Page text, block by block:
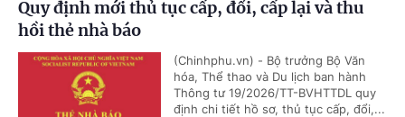
Quy định mới thủ tục cấp, đổi, cấp lại và thu
hồi thẻ nhà báo
(Chinhphu.vn) - Bộ trưởng Bộ Văn
hóa, Thể thao và Du lịch ban hành
Thông tư 19/2026/TT-BVHTTDL quy
định chi tiết hồ sơ, thủ tục cấp, đổi,...